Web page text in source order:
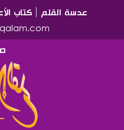
عدسة القلم كتاب